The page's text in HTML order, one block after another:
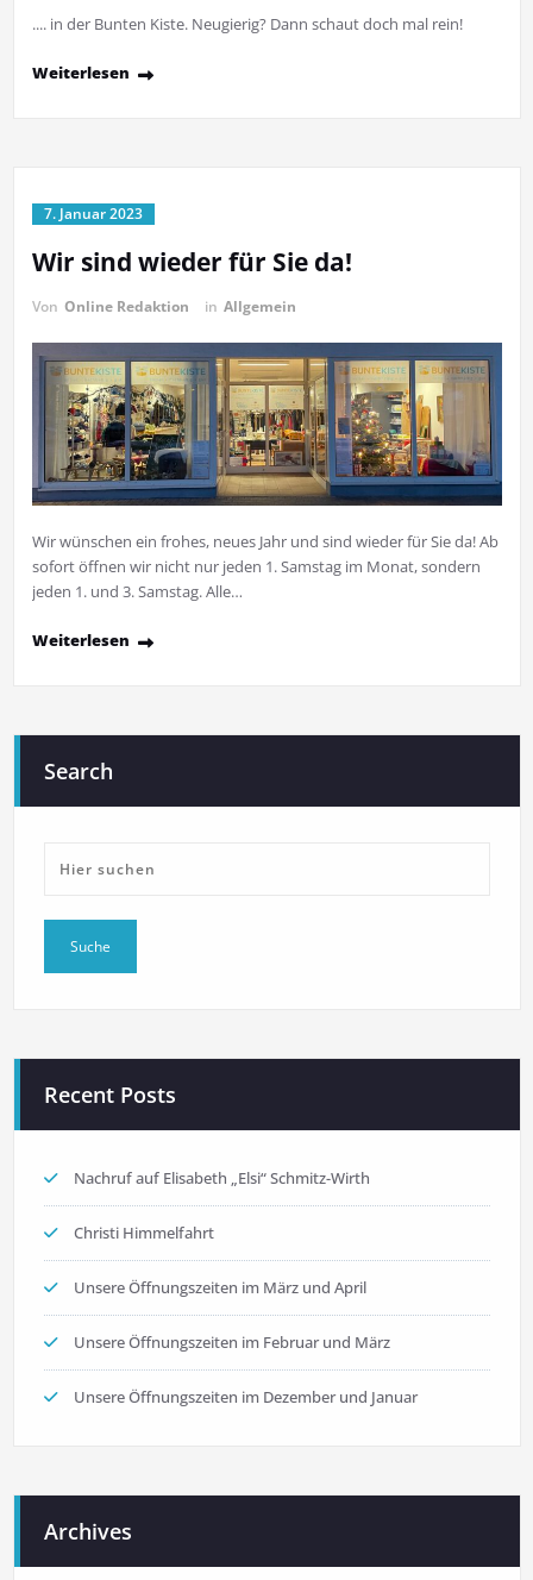
.... in der Bunten Kiste. Neugierig? Dann schaut doch mal rein!
Weiterlesen
7. Januar 2023
Wir sind wieder für Sie da!
Von Online Redaktion in Allgemein
Wir wünschen ein frohes, neues Jahr und sind wieder für Sie da! Ab
sofort öffnen wir nicht nur jeden 1. Samstag im Monat, sondern
jeden 1. und 3. Samstag. Alle…
Weiterlesen
Search
Recent Posts
Nachruf auf Elisabeth „Elsi“ Schmitz-Wirth
Christi Himmelfahrt
Unsere Öffnungszeiten im März und April
Unsere Öffnungszeiten im Februar und März
Unsere Öffnungszeiten im Dezember und Januar
Archives